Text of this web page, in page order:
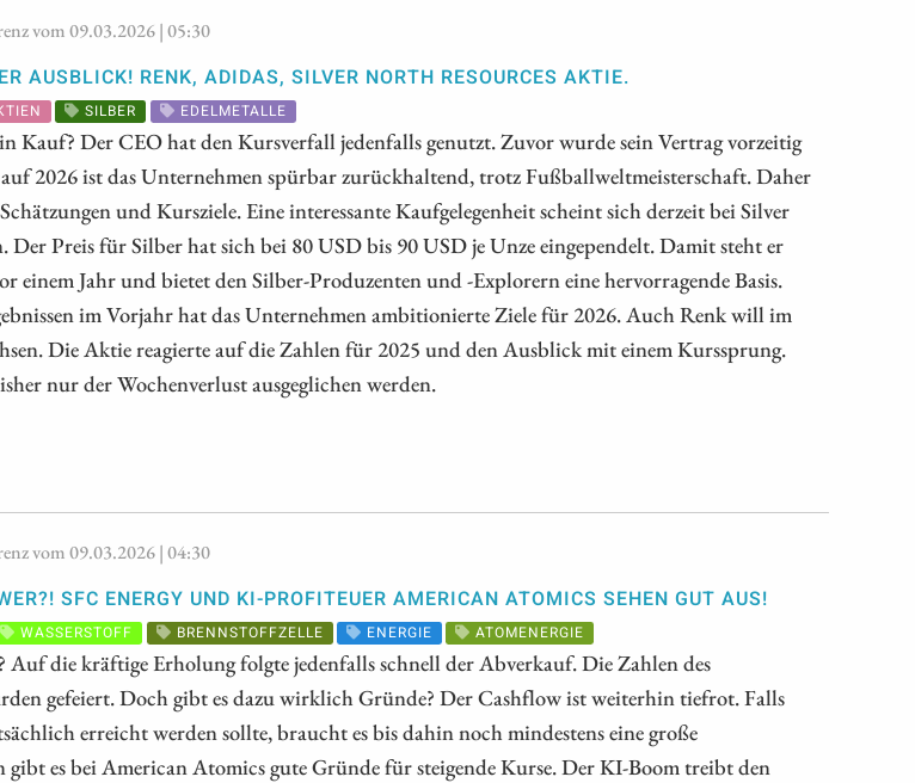
vom 09.03.2026 | 05:30
AUSBLICK! RENK, ADIDAS, SILVER NORTH RESOURCES AKTIE.
SILBER EDELMETALLE
Kauf? Der CEO hat den Kursverfall jedenfalls genutzt. Zuvor wurde sein Vertrag vorzeitig
2026 ist das Unternehmen spürbar zurückhaltend, trotz Fußballweltmeisterschaft. Daher
und Kursziele. Eine interessante Kaufgelegenheit scheint sich derzeit bei Silver
Der Preis für Silber hat sich bei 80 USD bis 90 USD je Unze eingependelt. Damit steht er
einem Jahr und bietet den Silber-Produzenten und -Explorern eine hervorragende Basis.
im Vorjahr hat das Unternehmen ambitionierte Ziele für 2026. Auch Renk will im
Die Aktie reagierte auf die Zahlen für 2025 und den Ausblick mit einem Kurssprung.
nur der Wochenverlust ausgeglichen werden.
vom 09.03.2026 | 04:30
SFC ENERGY UND KI-PROFITEUER AMERICAN ATOMICS SEHEN GUT AUS!
WASSERSTOFF BRENNSTOFFZELLE ENERGIE ATOMENERGIE
Auf die kräftige Erholung folgte jedenfalls schnell der Abverkauf. Die Zahlen des
gefeiert. Doch gibt es dazu wirklich Gründe? Der Cashflow ist weiterhin tiefrot. Falls
erreicht werden sollte, braucht es bis dahin noch mindestens eine große
gibt es bei American Atomics gute Gründe für steigende Kurse. Der KI-Boom treibt den